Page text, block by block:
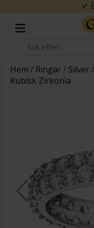
✔
Hem / Ringar/ Silver/
Kubisk Zirkonia